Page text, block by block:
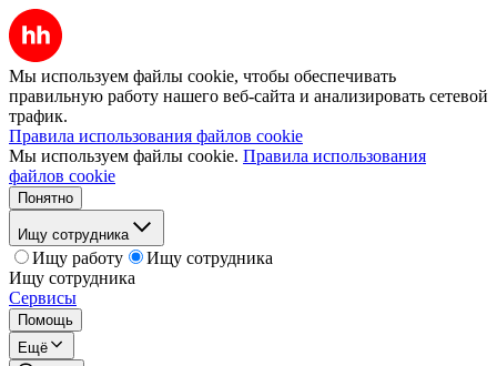
Мы используем файлы cookie, чтобы обеспечивать
правильную работу нашего веб-сайта и анализировать сетевой
трафик.
Правила использования файлов cookie
Мы используем файлы cookie. Правила использования
файлов cookie
Понятно
Ищу сотрудника
Ищу работу
Ищу сотрудника
Ищу сотрудника
Сервисы
Помощь
Ещё